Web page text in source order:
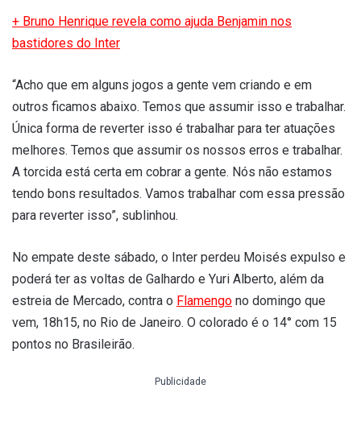
+ Bruno Henrique revela como ajuda Benjamin nos
bastidores do Inter
“Acho que em alguns jogos a gente vem criando e em
outros ficamos abaixo. Temos que assumir isso e trabalhar.
Única forma de reverter isso é trabalhar para ter atuações
melhores. Temos que assumir os nossos erros e trabalhar.
A torcida está certa em cobrar a gente. Nós não estamos
tendo bons resultados. Vamos trabalhar com essa pressão
para reverter isso”, sublinhou.
No empate deste sábado, o Inter perdeu Moisés expulso e
poderá ter as voltas de Galhardo e Yuri Alberto, além da
estreia de Mercado, contra o Flamengo no domingo que
vem, 18h15, no Rio de Janeiro. O colorado é o 14° com 15
pontos no Brasileirão.
Publicidade